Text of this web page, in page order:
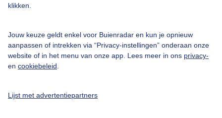
klikken.
Jouw keuze geldt enkel voor Buienradar en kun je opnieuw
aanpassen of intrekken via “Privacy-instellingen” onderaan onze
website of in het menu van onze app. Lees meer in ons privacy-
en cookiebeleid
Lijst met advertentiepartners
Adverteren
Privacy beleid
Cookie beleid